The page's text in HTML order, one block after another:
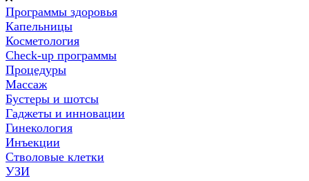
Программы здоровья
Капельницы
Косметология
Check-up программы
Процедуры
Массаж
Бустеры и шотсы
Гаджеты и инновации
Гинекология
Инъекции
Стволовые клетки
УЗИ